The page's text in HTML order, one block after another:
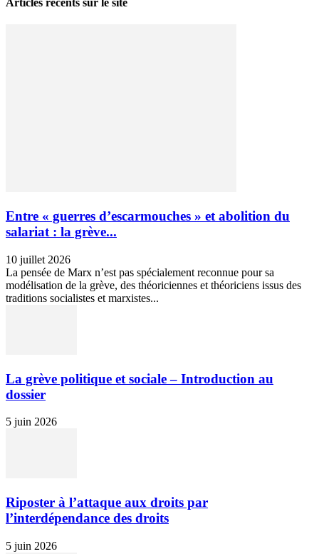
Articles récents sur le site
Entre « guerres d’escarmouches » et abolition du
salariat : la grève...
10 juillet 2026
La pensée de Marx n’est pas spécialement reconnue pour sa
modélisation de la grève, des théoriciennes et théoriciens issus des
traditions socialistes et marxistes...
La grève politique et sociale – Introduction au
dossier
5 juin 2026
Riposter à l’attaque aux droits par
l’interdépendance des droits
5 juin 2026